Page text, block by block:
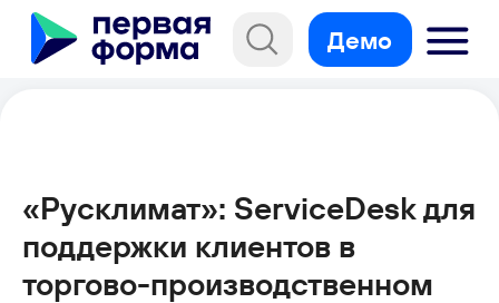
Демо
«Русклимат»: ServiceDesk для
поддержки клиентов в
торгово-производственном